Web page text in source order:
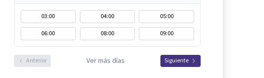
03:00 04:00
05:00
06:00
08:00 09:00
Anterior Ver más días Siguiente